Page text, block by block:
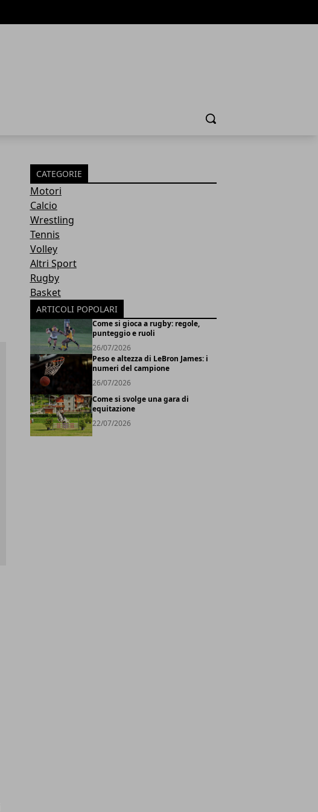
Cerca
CATEGORIE
Motori
Calcio
Wrestling
Tennis
Volley
Altri Sport
Rugby
Basket
ARTICOLI POPOLARI
Come si gioca a rugby: regole,
punteggio e ruoli
26/07/2026
Peso e altezza di LeBron James: i
numeri del campione
26/07/2026
Come si svolge una gara di
equitazione
22/07/2026